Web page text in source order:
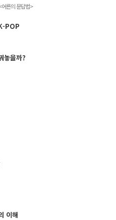
어른의 문답법>
POP
놓을까?
이해